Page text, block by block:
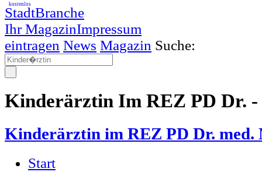
StadtBranche
Ihr MagazinImpressum
kostenlos
eintragen News Magazin Suche:
Kinderärztin Im REZ PD Dr.
Kinderärztin im REZ PD Dr. med.
Start